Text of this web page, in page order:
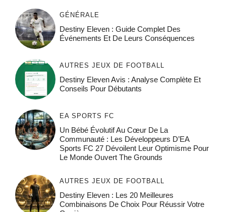
GÉNÉRALE
Destiny Eleven : Guide Complet Des
Événements Et De Leurs Conséquences
AUTRES JEUX DE FOOTBALL
Destiny Eleven Avis : Analyse Complète Et
Conseils Pour Débutants
EA SPORTS FC
Un Bébé Évolutif Au Cœur De La
Communauté : Les Développeurs D’EA
Sports FC 27 Dévoilent Leur Optimisme Pour
Le Monde Ouvert The Grounds
AUTRES JEUX DE FOOTBALL
Destiny Eleven : Les 20 Meilleures
Combinaisons De Choix Pour Réussir Votre